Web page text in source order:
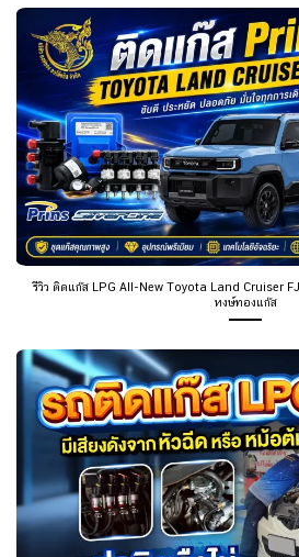
รีวิว ติดแก๊ส LPG All-New Toyota Land Cruiser
หงษ์ทองแก๊ส